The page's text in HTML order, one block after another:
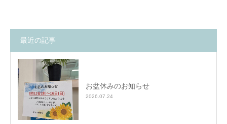
最近の記事
お盆休みのお知らせ
2026.07.24